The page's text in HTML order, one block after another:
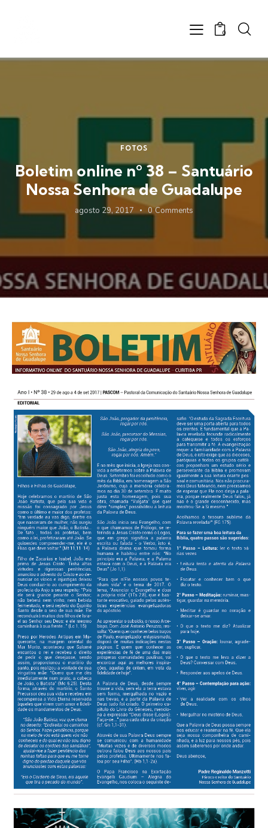
0
FOTOS
Boletim online nº 38 – Santuário
Nossa Senhora de Guadalupe
agosto 29, 2017 0 Comments